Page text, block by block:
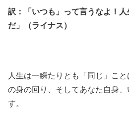
訳：「いつも」って言うなよ！
だ」（ライナス）
人生は一瞬たりとも「同じ」こ
の身の回り、そしてあなた自身
す。